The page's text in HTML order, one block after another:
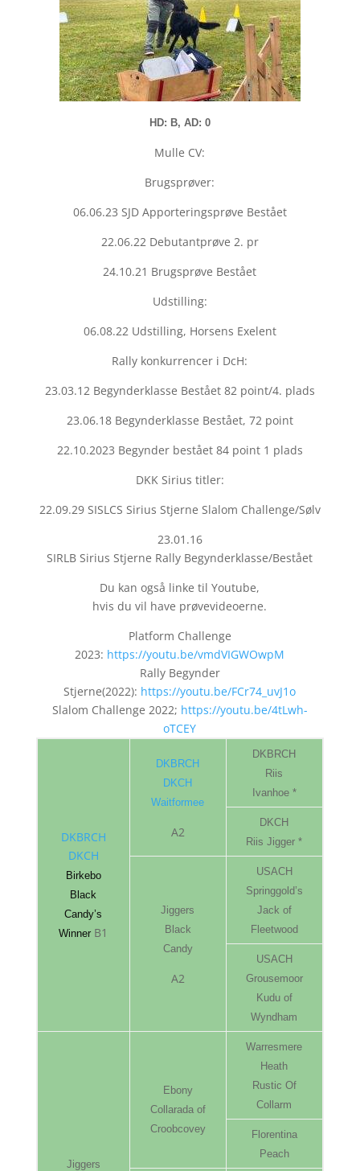
HD: B, AD: 0
Mulle CV:
Brugsprøver:
06.06.23 SJD Apporteringsprøve Bestået
22.06.22 Debutantprøve 2. pr
24.10.21 Brugsprøve Bestået
Udstilling:
06.08.22 Udstilling, Horsens Exelent
Rally konkurrencer i DcH:
23.03.12 Begynderklasse Bestået 82 point/4. plads
23.06.18 Begynderklasse Bestået, 72 point
22.10.2023 Begynder bestået 84 point 1 plads
DKK Sirius titler:
22.09.29 SISLCS Sirius Stjerne Slalom Challenge/Sølv
23.01.16
SIRLB Sirius Stjerne Rally Begynderklasse/Bestået
Du kan også linke til Youtube,
hvis du vil have prøvevideoerne.
Platform Challenge
2023: https://youtu.be/vmdVIGWOwpM
Rally Begynder
Stjerne(2022): https://youtu.be/FCr74_uvJ1o
Slalom Challenge 2022; https://youtu.be/4tLwh-
oTCEY
DKBRCH
DKCH
Birkebo
Black
Candy’s
Winner B1
DKBRCH
DKCH
Waitformee
A2
DKBRCH
Riis
Ivanhoe *
DKCH
Riis Jigger *
Jiggers
Black
Candy
A2
USACH
Springgold’s
Jack of
Fleetwood
USACH
Grousemoor
Kudu of
Wyndham
Jiggers
Ebony
Collarada of
Croobcovey
Warresmere
Heath
Rustic Of
Collarm
Florentina
Peach